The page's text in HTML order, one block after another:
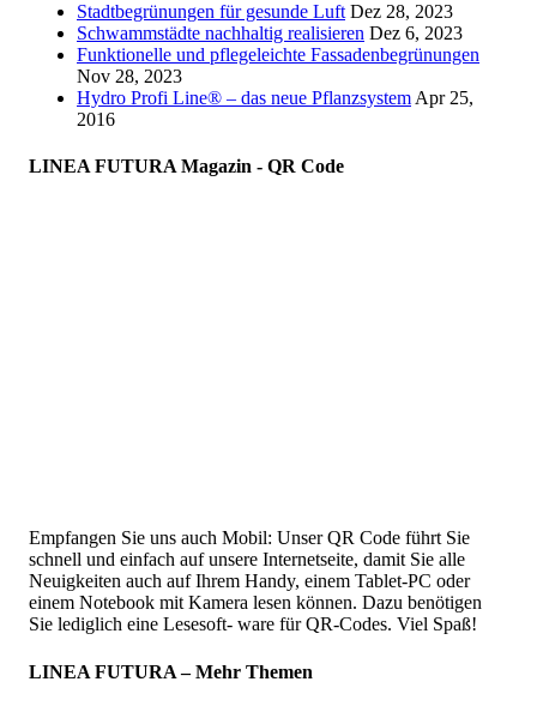
Stadtbegrünungen für gesunde Luft Dez 28, 2023
Schwammstädte nachhaltig realisieren Dez 6, 2023
Funktionelle und pflegeleichte Fassadenbegrünungen
Nov 28, 2023
Hydro Profi Line® – das neue Pflanzsystem Apr 25,
2016
LINEA FUTURA Magazin - QR Code
Empfangen Sie uns auch Mobil: Unser QR Code führt Sie
schnell und einfach auf unsere Internetseite, damit Sie alle
Neuigkeiten auch auf Ihrem Handy, einem Tablet-PC oder
einem Notebook mit Kamera lesen können. Dazu benötigen
Sie lediglich eine Lesesoft- ware für QR-Codes. Viel Spaß!
LINEA FUTURA – Mehr Themen